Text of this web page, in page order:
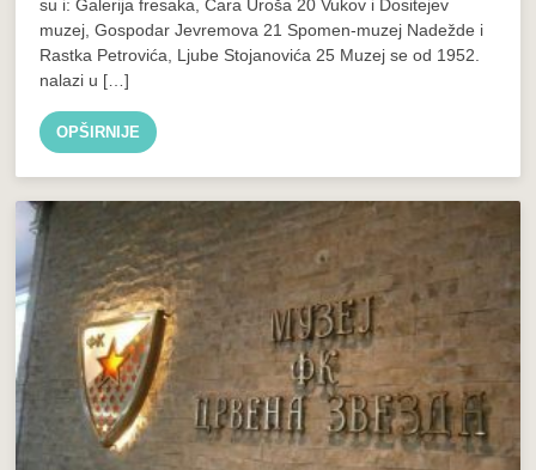
su i: Galerija fresaka, Cara Uroša 20 Vukov i Dositejev
muzej, Gospodar Jevremova 21 Spomen-muzej Nadežde i
Rastka Petrovića, Ljube Stojanovića 25 Muzej se od 1952.
nalazi u […]
OPŠIRNIJE